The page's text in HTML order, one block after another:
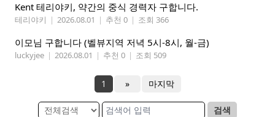
Kent 테리야키, 약간의 중식 경력자 구합니다.
테리야키 | 2026.08.01 | 추천 0 | 조회 366
이모님 구합니다 (벨뷰지역 저녁 5시-8시, 월-금)
luckyjee | 2026.08.01 | 추천 0 | 조회 509
1 » 마지막
검색